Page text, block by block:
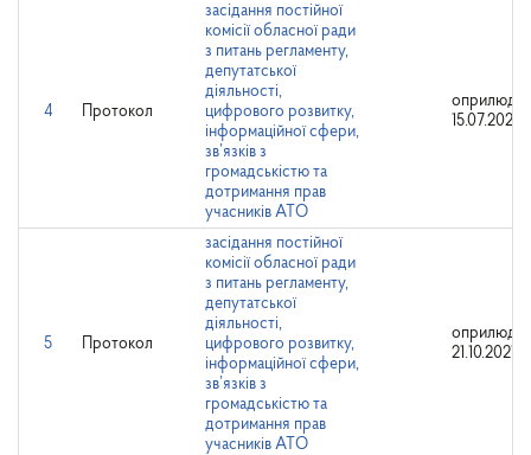
4 Протокол
засідання постійної
комісії обласної ради
з питань регламенту,
депутатської
діяльності,
цифрового розвитку,
інформаційної сфери,
зв’язків з
громадськістю та
дотримання прав
учасників АТО
15.07.2021
5 Протокол
засідання постійної
комісії обласної ради
з питань регламенту,
депутатської
діяльності,
цифрового розвитку,
інформаційної сфери,
зв’язків з
громадськістю та
дотримання прав
учасників АТО
21.10.2021